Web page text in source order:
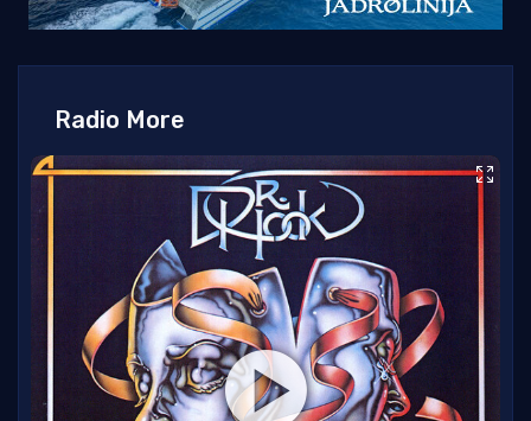
Radio More